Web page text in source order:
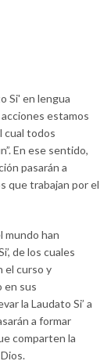
Si' en lengua
estamos
cual todos
En ese sentido,
pasarán a
que trabajan por el
mundo han
de los cuales
el curso y
en sus
la Laudato Si’ a
a formar
comparten la